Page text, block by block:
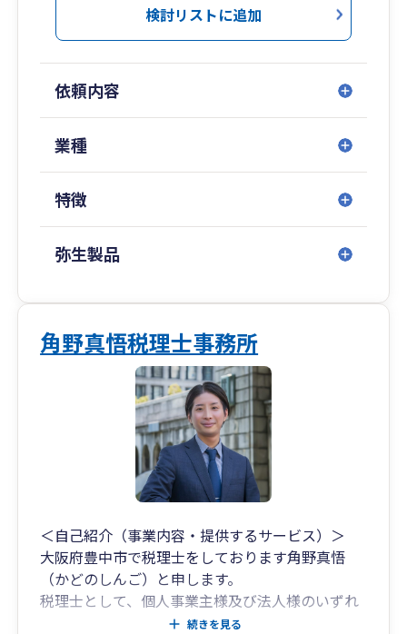
【経験業種】
大学、私立幼稚園、専門学校
リモートでの対応も可能ですので、お気軽にご連
検討リストに追加
依頼内容
業種
特徴
弥生製品
角野真悟税理士事務所
＜自己紹介（事業内容・提供するサービス）＞
大阪府豊中市で税理士をしております角野真悟
（かどのしんご）と申します。
税理士として、個人事業主様及び法人様のいずれ
の場合も税務顧問、確定申告・決算申告業務の実
続きを見る